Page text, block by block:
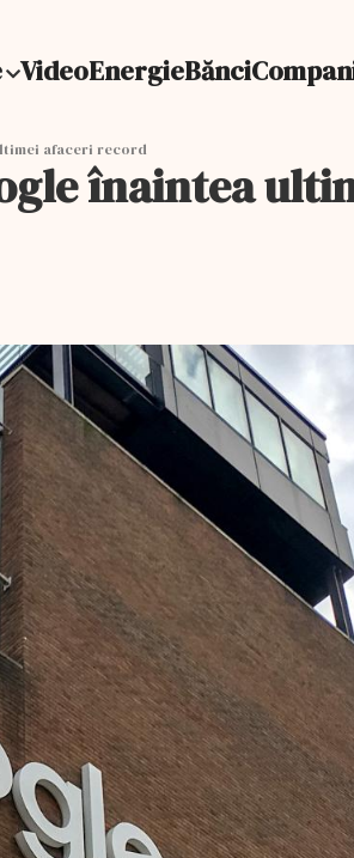
VideoEnergieBănci
afaceri record
înaintea